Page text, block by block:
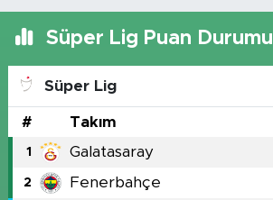
Süper Lig Puan Durumu
Süper Lig
# Takım
1 Galatasaray
2 Fenerbahçe